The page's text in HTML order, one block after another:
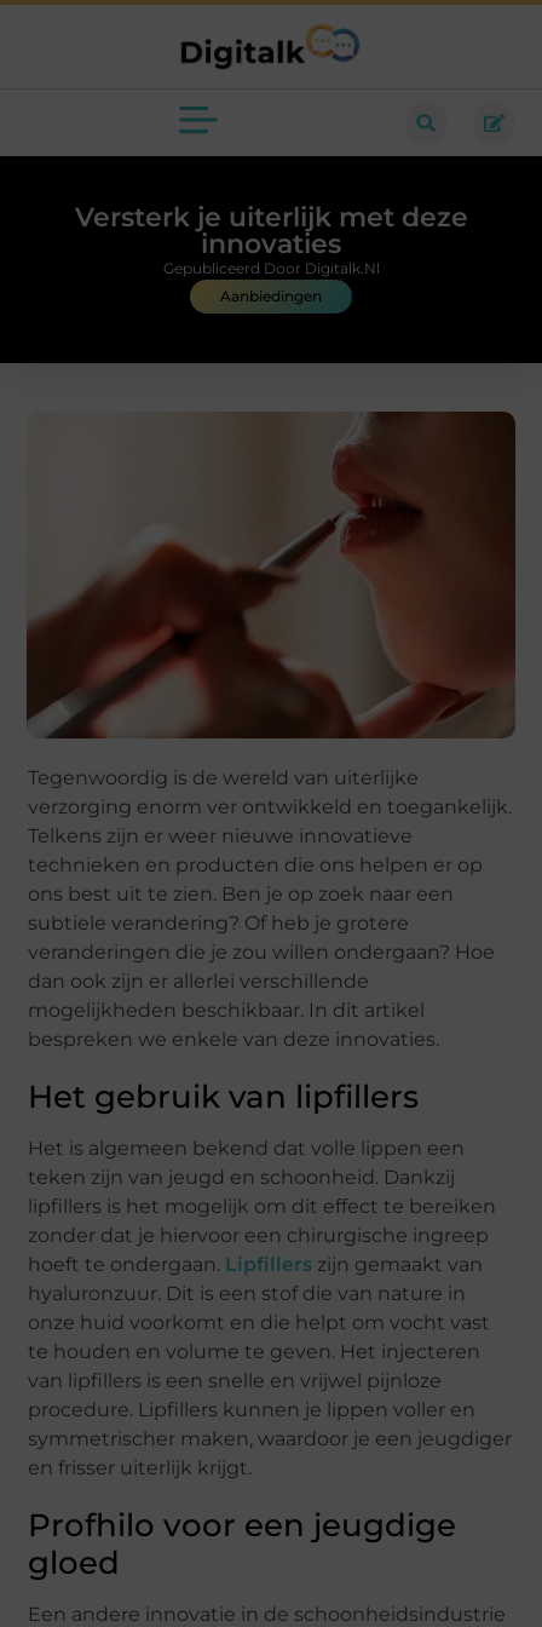
Versterk je uiterlijk met deze
innovaties
Aanbiedingen
Gepubliceerd Door Digitalk.nl
Tegenwoordig is de wereld van uiterlijke
verzorging enorm ver ontwikkeld en toegankelijk.
Telkens zijn er weer nieuwe innovatieve
technieken en producten die ons helpen er op
ons best uit te zien. Ben je op zoek naar een
subtiele verandering? Of heb je grotere
veranderingen die je zou willen ondergaan? Hoe
dan ook zijn er allerlei verschillende
mogelijkheden beschikbaar. In dit artikel
bespreken we enkele van deze innovaties.
Het gebruik van lipfillers
Het is algemeen bekend dat volle lippen een
teken zijn van jeugd en schoonheid. Dankzij
lipfillers is het mogelijk om dit effect te bereiken
zonder dat je hiervoor een chirurgische ingreep
hoeft te ondergaan. Lipfillers zijn gemaakt van
hyaluronzuur. Dit is een stof die van nature in
onze huid voorkomt en die helpt om vocht vast
te houden en volume te geven. Het injecteren
van lipfillers is een snelle en vrijwel pijnloze
procedure. Lipfillers kunnen je lippen voller en
symmetrischer maken, waardoor je een jeugdiger
en frisser uiterlijk krijgt.
Profhilo voor een jeugdige
gloed
Een andere innovatie in de schoonheidsindustrie